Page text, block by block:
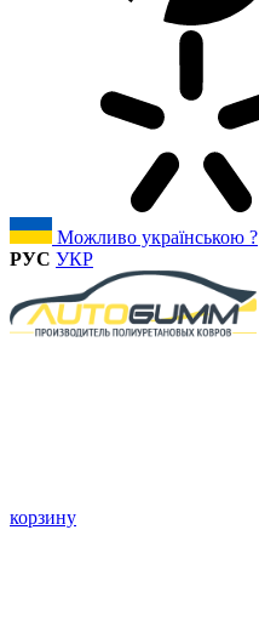
Можливо українською ?
РУС УКР
корзину